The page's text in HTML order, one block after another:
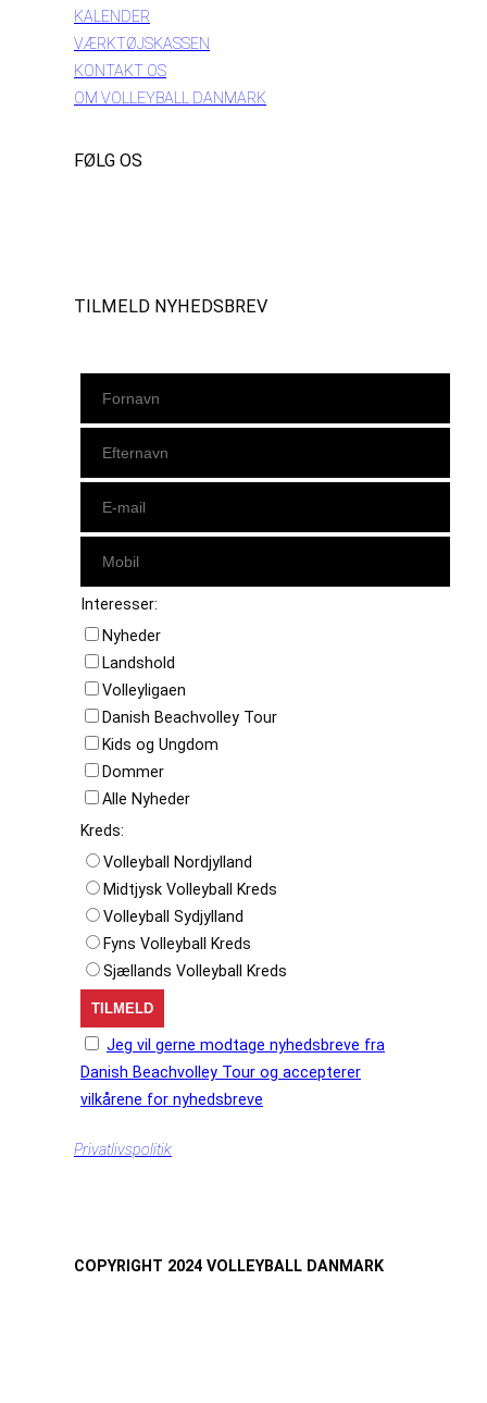
KALENDER
VÆRKTØJSKASSEN
KONTAKT OS
OM VOLLEYBALL DANMARK
FØLG OS
TILMELD NYHEDSBREV
Interesser:
Nyheder
Landshold
Volleyligaen
Danish Beachvolley Tour
Kids og Ungdom
Dommer
Alle Nyheder
Kreds:
Volleyball Nordjylland
Midtjysk Volleyball Kreds
Volleyball Sydjylland
Fyns Volleyball Kreds
Sjællands Volleyball Kreds
Jeg vil gerne modtage nyhedsbreve fra
Danish Beachvolley Tour og accepterer
vilkårene for nyhedsbreve
Privatlivspolitik
COPYRIGHT 2024 VOLLEYBALL DANMARK